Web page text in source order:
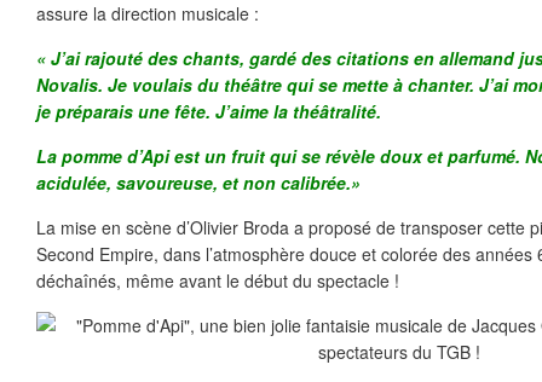
assure la direction musicale :
« J’ai rajouté des chants, gardé des citations en allemand
Novalis. Je voulais du théâtre qui se mette à chanter. J’ai
je préparais une fête. J’aime la théâtralité.
La pomme d’Api est un fruit qui se révèle doux et parfumé.
acidulée, savoureuse, et non calibrée.»
La mise en scène d’Olivier Broda a proposé de transposer cette
Second Empire, dans l’atmosphère douce et colorée des années
déchaînés, même avant le début du spectacle !